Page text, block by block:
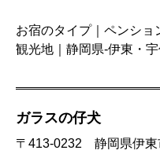
お宿のタイプ｜ペンショ
観光地｜静岡県-伊東・
ガラスの仔犬
〒413-0232 静岡県伊東